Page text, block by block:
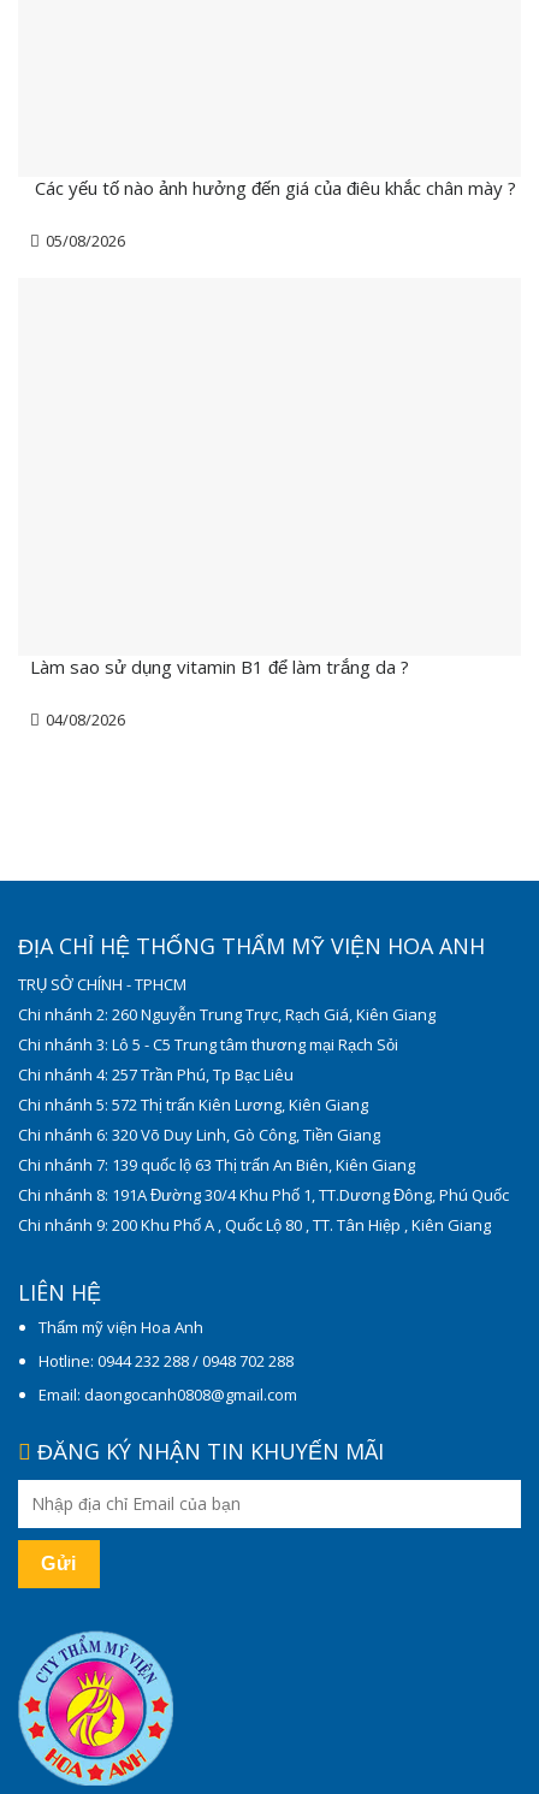
Các yếu tố nào ảnh hưởng đến giá của điêu khắc chân mày ?
05/08/2026
Làm sao sử dụng vitamin B1 để làm trắng da ?
04/08/2026
ĐỊA CHỈ HỆ THỐNG THẨM MỸ VIỆN HOA ANH
TRỤ SỞ CHÍNH - TPHCM
Chi nhánh 2: 260 Nguyễn Trung Trực, Rạch Giá, Kiên Giang
Chi nhánh 3: Lô 5 - C5 Trung tâm thương mại Rạch Sỏi
Chi nhánh 4: 257 Trần Phú, Tp Bạc Liêu
Chi nhánh 5: 572 Thị trấn Kiên Lương, Kiên Giang
Chi nhánh 6: 320 Võ Duy Linh, Gò Công, Tiền Giang
Chi nhánh 7: 139 quốc lộ 63 Thị trấn An Biên, Kiên Giang
Chi nhánh 8: 191A Đường 30/4 Khu Phố 1, TT.Dương Đông, Phú Quốc
Chi nhánh 9: 200 Khu Phố A , Quốc Lộ 80 , TT. Tân Hiệp , Kiên Giang
LIÊN HỆ
Thẩm mỹ viện Hoa Anh
Hotline: 0944 232 288 / 0948 702 288
Email: daongocanh0808@gmail.com
ĐĂNG KÝ NHẬN TIN KHUYẾN MÃI